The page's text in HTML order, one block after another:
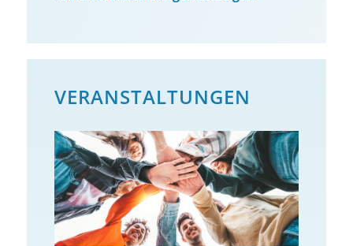
VERANSTALTUNGEN